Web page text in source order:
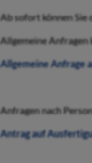
Ab sofort können Sie
Allgemeine Anfragen
Allgemeine Anfrage
Anfragen nach
Antrag auf